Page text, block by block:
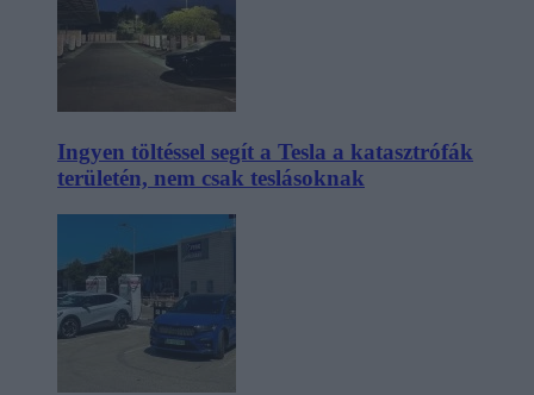
Ingyen töltéssel segít a Tesla a katasztrófák
területén, nem csak teslásoknak